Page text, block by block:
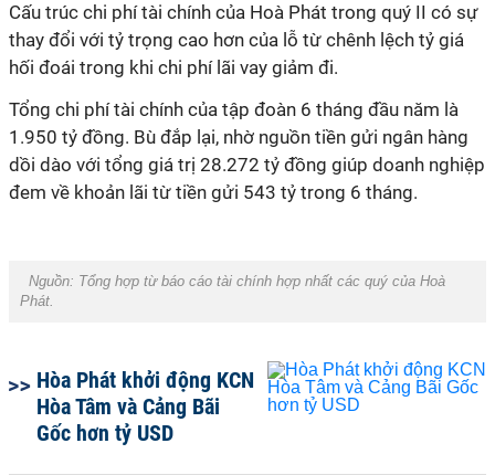
Cấu trúc chi phí tài chính của Hoà Phát trong quý II có sự
thay đổi với tỷ trọng cao hơn của lỗ từ chênh lệch tỷ giá
hối đoái trong khi chi phí lãi vay giảm đi.
Tổng chi phí tài chính của tập đoàn 6 tháng đầu năm là
1.950 tỷ đồng. Bù đắp lại, nhờ nguồn tiền gửi ngân hàng
dồi dào với tổng giá trị 28.272 tỷ đồng giúp doanh nghiệp
đem về khoản lãi từ tiền gửi 543 tỷ trong 6 tháng.
Nguồn: Tổng hợp từ báo cáo tài chính hợp nhất các quý của Hoà
Phát.
Hòa Phát khởi động KCN
Hòa Tâm và Cảng Bãi
Gốc hơn tỷ USD